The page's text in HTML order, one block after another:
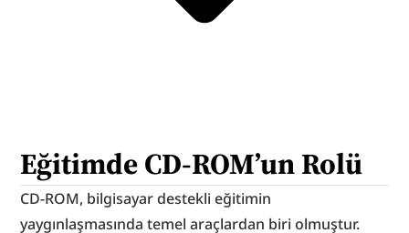
Eğitimde CD-ROM’un Rolü
CD-ROM, bilgisayar destekli eğitimin
yaygınlaşmasında temel araçlardan biri olmuştur.